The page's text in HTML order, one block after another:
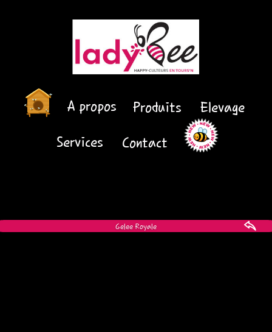
A propos Produits
Elevage
Services
Contact
Gelee Royale